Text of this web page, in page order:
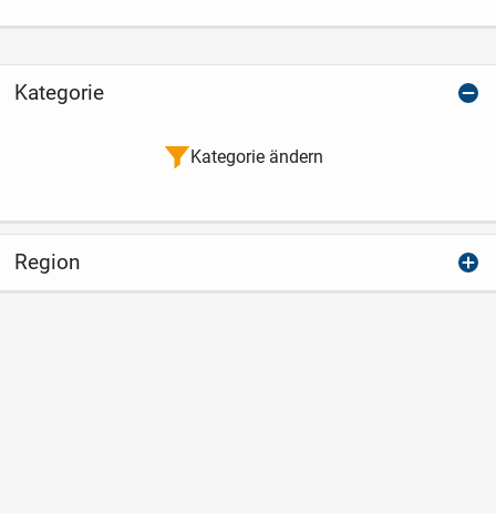
Kategorie
Kategorie ändern
Region